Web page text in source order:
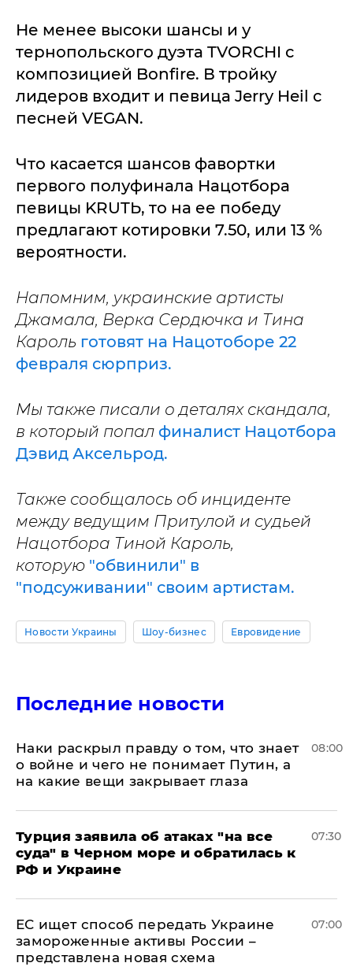
Не менее высоки шансы и у
тернопольского дуэта TVORCHI с
композицией Bonfire. В тройку
лидеров входит и певица Jerry Heil с
песней VEGAN.
Что касается шансов фавортки
первого полуфинала Нацотбора
певицы KRUTЬ, то на ее победу
предлагают котировки 7.50, или 13 %
вероятности.
Напомним, украинские артисты
Джамала, Верка Сердючка и Тина
Кароль готовят на Нацотоборе 22
февраля сюрприз.
Мы также писали о деталях скандала,
в который попал финалист Нацотбора
Дэвид Аксельрод.
Также сообщалось об инциденте
между ведущим Притулой и судьей
Нацотбора Тиной Кароль,
которую "обвинили" в
"подсуживании" своим артистам.
Новости Украины Шоу-бизнес Евровидение
Последние новости
Наки раскрыл правду о том, что знает
о войне и чего не понимает Путин, а
на какие вещи закрывает глаза
08:00
Турция заявила об атаках "на все
суда" в Черном море и обратилась к
РФ и Украине
07:30
ЕС ищет способ передать Украине
замороженные активы России –
представлена новая схема
07:00